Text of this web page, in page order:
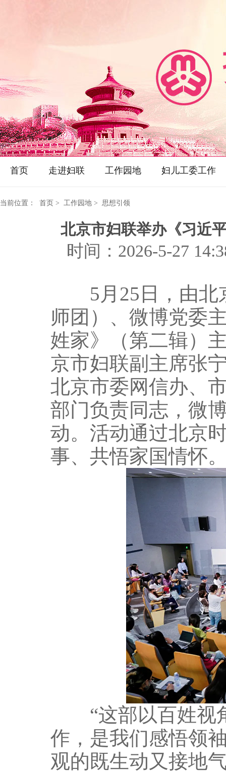
首页 走进妇联 工作园地 妇儿工委工作
当前位置： 首页 > 工作园地 > 思想引领
北京市妇联举办《习近
时间：2026-5-27
5月25日，由北
师团）、微博党委
姓家》（第二辑）
京市妇联副主席张
北京市委网信办、
部门负责同志，微
动。活动通过北京
事、共悟家国情怀
“这部以百姓视
作，是我们感悟领
观的既生动又接地